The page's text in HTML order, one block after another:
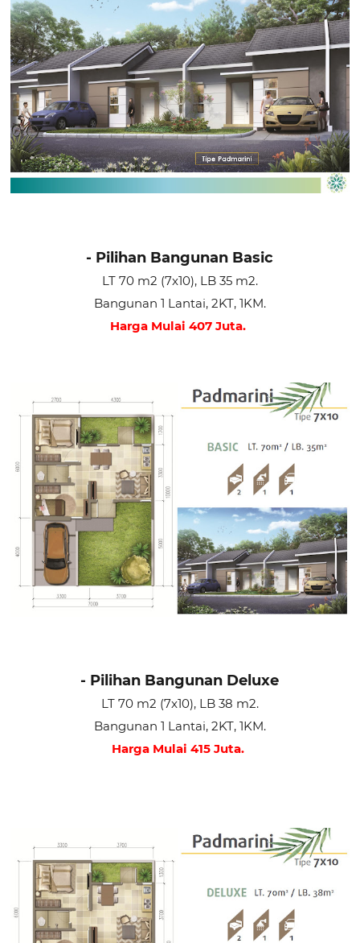
- Pilihan Bangunan Basic
LT 70 m2 (7x10), LB 35 m2.
Bangunan 1 Lantai, 2KT, 1KM.
Harga Mulai 407 Juta.
- Pilihan Bangunan Deluxe
LT 70 m2 (7x10), LB 38 m2.
Bangunan 1 Lantai, 2KT, 1KM.
Harga Mulai 415 Juta.